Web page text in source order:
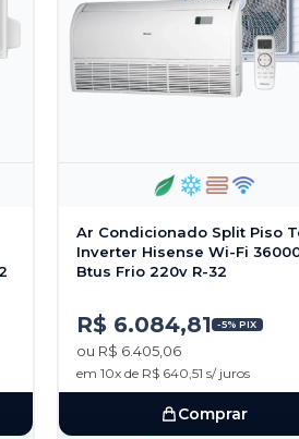
Ar Condicionado Split Piso
Inverter Hisense Wi-Fi
Btus Frio 220v R-32
R$ 6.084,81 -5% PIX
ou R$ 6.405,06
em 10x de R$ 640,51 s/ juros
Comprar